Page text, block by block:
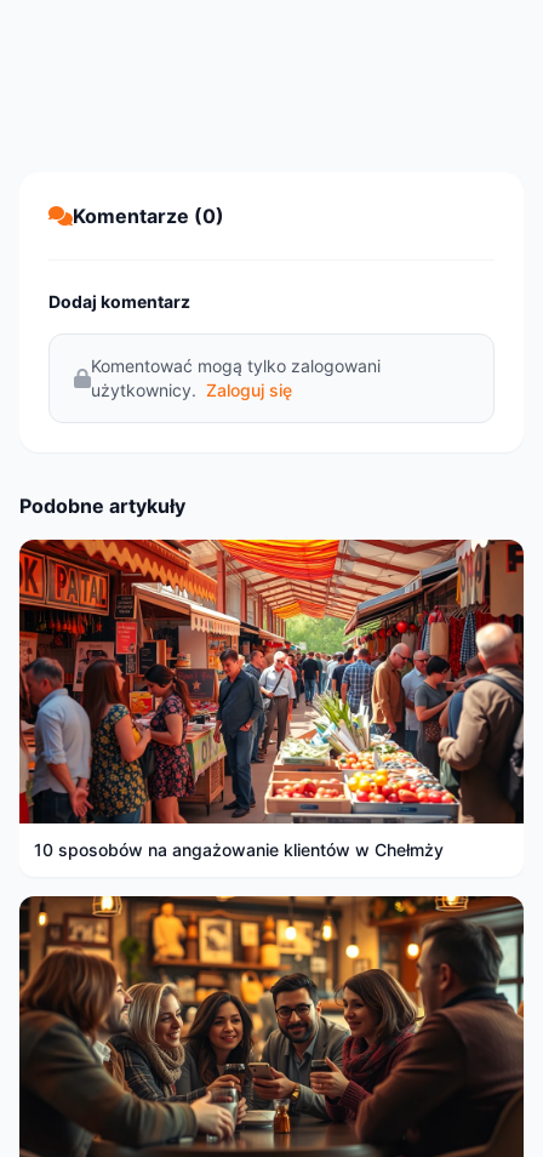
Komentarze (0)
Dodaj komentarz
Komentować mogą tylko zalogowani
użytkownicy. Zaloguj się
Podobne artykuły
10 sposobów na angażowanie klientów w Chełmży